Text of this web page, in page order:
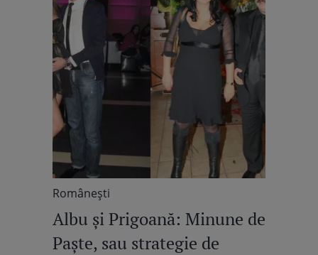
Româneşti
Albu şi Prigoană: Minune de
Paşte, sau strategie de